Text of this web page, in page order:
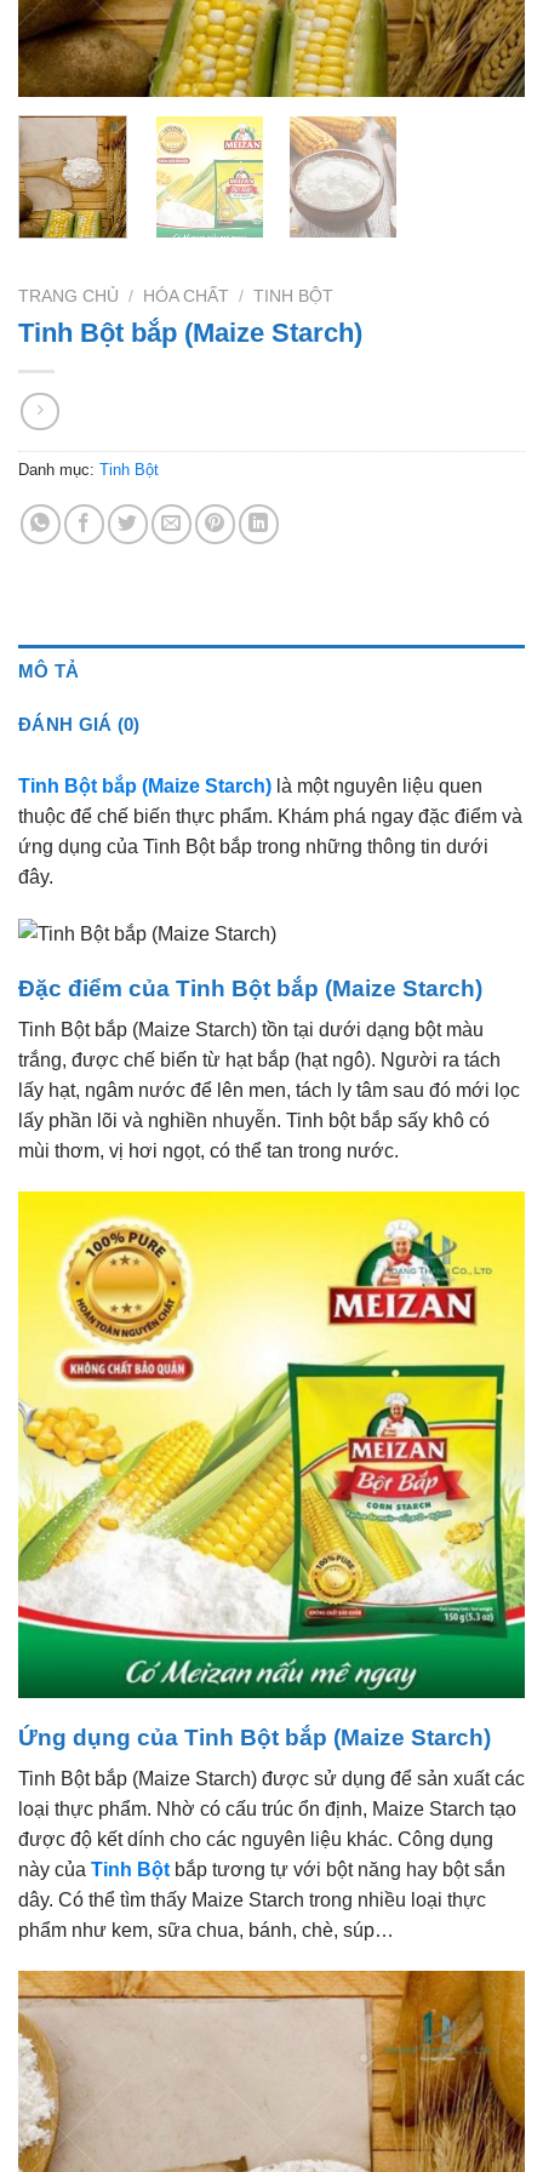
TRANG CHỦ / HÓA CHẤT / TINH BỘT
Tinh Bột bắp (Maize Starch)
Danh mục: Tinh Bột
MÔ TẢ
ĐÁNH GIÁ (0)
Tinh Bột bắp (Maize Starch) là một nguyên liệu quen
thuộc để chế biến thực phẩm. Khám phá ngay đặc điểm và
ứng dụng của Tinh Bột bắp trong những thông tin dưới
đây.
Đặc điểm của Tinh Bột bắp (Maize Starch)
Tinh Bột bắp (Maize Starch) tồn tại dưới dạng bột màu
trắng, được chế biến từ hạt bắp (hạt ngô). Người ra tách
lấy hạt, ngâm nước để lên men, tách ly tâm sau đó mới lọc
lấy phần lõi và nghiền nhuyễn. Tinh bột bắp sấy khô có
mùi thơm, vị hơi ngọt, có thể tan trong nước.
Ứng dụng của Tinh Bột bắp (Maize Starch)
Tinh Bột bắp (Maize Starch) được sử dụng để sản xuất các
loại thực phẩm. Nhờ có cấu trúc ổn định, Maize Starch tạo
được độ kết dính cho các nguyên liệu khác. Công dụng
này của Tinh Bột bắp tương tự với bột năng hay bột sắn
dây. Có thể tìm thấy Maize Starch trong nhiều loại thực
phẩm như kem, sữa chua, bánh, chè, súp…